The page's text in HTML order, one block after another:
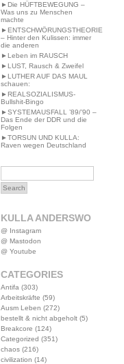
►Die HÜFTBEWEGUNG –
Was uns zu Menschen
machte
►ENTSCHWÖRUNGSTHEORIE
– Hinter den Kulissen: immer
die anderen
►Leben im RAUSCH
►LUST, Rausch & Zweifel
►LUTHER AUF DAS MAUL
schauen:
►REALSOZIALISMUS-
Bullshit-Bingo
►SYSTEMAUSFALL ’89/’90 –
Das Ende der DDR und die
Folgen
►TORSUN UND KULLA:
Raven wegen Deutschland
KULLA ANDERSWO
@ Instagram
@ Mastodon
@ Youtube
CATEGORIES
Antifa (303)
Arbeitskräfte (59)
Ausm Leben (272)
bestellt & nicht abgeholt(5)
Breakcore (124)
Categorized (351)
chaos(216)
civilization (14)